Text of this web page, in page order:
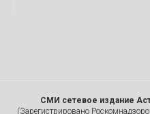
СМИ сетевое издание
(Зарегистрировано